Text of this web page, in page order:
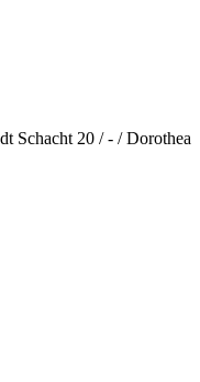
Schacht 20 / - / Dorothea